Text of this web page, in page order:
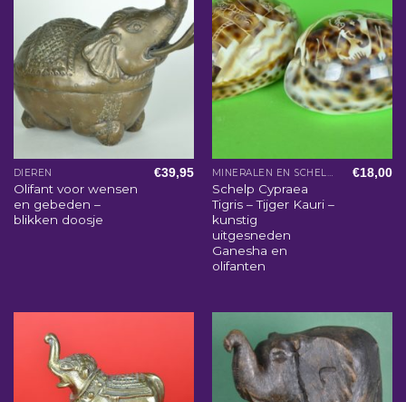
DIEREN
Olifant voor wensen
en gebeden –
blikken doosje
€39,95 MINERALEN EN SCHELPEN
Schelp Cypraea
Tigris – Tijger Kauri –
kunstig
uitgesneden
Ganesha en
olifanten
€18,00